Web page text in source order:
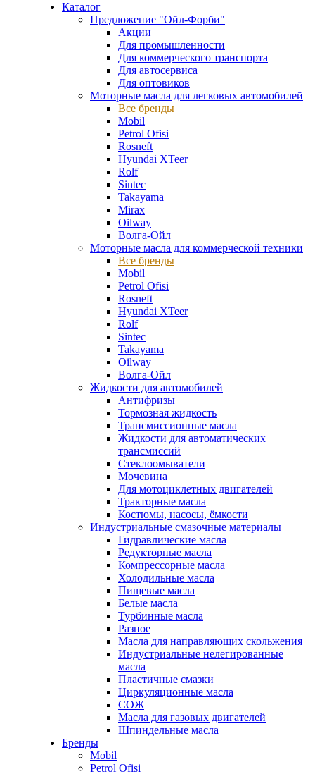
Каталог
Предложение "Ойл-Форби"
Акции
Для промышленности
Для коммерческого транспорта
Для автосервиса
Для оптовиков
Моторные масла для легковых автомобилей
Все бренды
Mobil
Petrol Ofisi
Rosneft
Hyundai XTeer
Rolf
Sintec
Takayama
Mirax
Oilway
Волга-Ойл
Моторные масла для коммерческой техники
Все бренды
Mobil
Petrol Ofisi
Rosneft
Hyundai XTeer
Rolf
Sintec
Takayama
Oilway
Волга-Ойл
Жидкости для автомобилей
Антифризы
Тормозная жидкость
Трансмиссионные масла
Жидкости для автоматических
трансмиссий
Стеклоомыватели
Мочевина
Для мотоциклетных двигателей
Тракторные масла
Костюмы, насосы, ёмкости
Индустриальные смазочные материалы
Гидравлические масла
Редукторные масла
Компрессорные масла
Холодильные масла
Пищевые масла
Белые масла
Турбинные масла
Разное
Масла для направляющих скольжения
Индустриальные нелегированные
масла
Пластичные смазки
Циркуляционные масла
СОЖ
Масла для газовых двигателей
Шпиндельные масла
Бренды
Mobil
Petrol Ofisi